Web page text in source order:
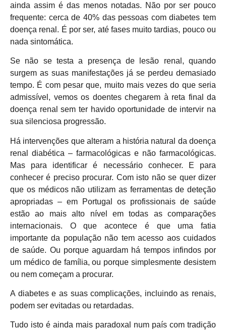
ainda assim é das menos notadas. Não por ser pouco
frequente: cerca de 40% das pessoas com diabetes tem
doença renal. É por ser, até fases muito tardias, pouco ou
nada sintomática.
Se não se testa a presença de lesão renal, quando
surgem as suas manifestações já se perdeu demasiado
tempo. É com pesar que, muito mais vezes do que seria
admissível, vemos os doentes chegarem à reta final da
doença renal sem ter havido oportunidade de intervir na
sua silenciosa progressão.
Há intervenções que alteram a história natural da doença
renal diabética – farmacológicas e não farmacológicas.
Mas para identificar é necessário conhecer. E para
conhecer é preciso procurar. Com isto não se quer dizer
que os médicos não utilizam as ferramentas de deteção
apropriadas – em Portugal os profissionais de saúde
estão ao mais alto nível em todas as comparações
internacionais. O que acontece é que uma fatia
importante da população não tem acesso aos cuidados
de saúde. Ou porque aguardam há tempos infindos por
um médico de família, ou porque simplesmente desistem
ou nem começam a procurar.
A diabetes e as suas complicações, incluindo as renais,
podem ser evitadas ou retardadas.
Tudo isto é ainda mais paradoxal num país com tradição